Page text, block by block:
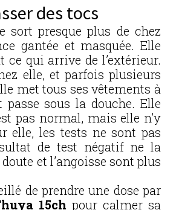
des tocs
sort presque plus de chez
gantée et masquée. Elle
ce qui arrive de l’extérieur.
elle, et parfois plusieurs
met tous ses vêtements à
sous la douche. Elle
pas normal, mais elle n’y
elle, les tests ne sont pas
de test négatif ne la
et l’angoisse sont plus
de prendre une dose par
15ch pour calmer sa